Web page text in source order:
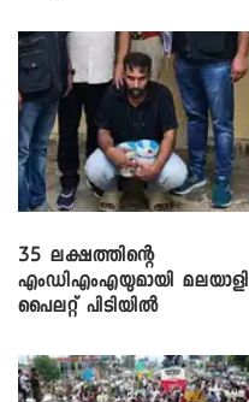
35 ലക്ഷത്തിന്റെ
എംഡിഎംഎയുമായി മലയാളി
പൈലറ്റ് പിടിയിൽ